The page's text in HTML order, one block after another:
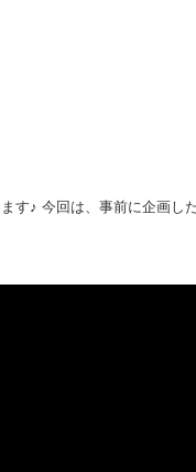
す♪ 今回は、事前に企画